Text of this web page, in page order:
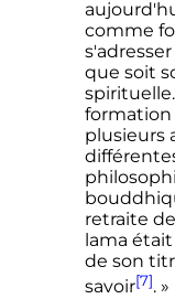
comme
que soit
plusieurs
retraite
lama
de son
savoir[7]. »